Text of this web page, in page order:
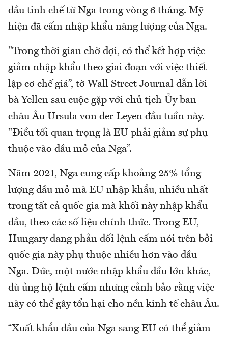
dầu tinh chế từ Nga trong vòng 6 tháng. Mỹ
hiện đã cấm nhập khẩu năng lượng của Nga.
"Trong thời gian chờ đợi, có thể kết hợp việc
giảm nhập khẩu theo giai đoạn với việc thiết
lập cơ chế giá”, tờ Wall Street Journal dẫn lời
bà Yellen sau cuộc gặp với chủ tịch Ủy ban
châu Âu Ursula von der Leyen đầu tuần này.
"Điều tối quan trọng là EU phải giảm sự phụ
thuộc vào dầu mỏ của Nga”.
Năm 2021, Nga cung cấp khoảng 25% tổng
lượng dầu mỏ mà EU nhập khẩu, nhiều nhất
trong tất cả quốc gia mà khối này nhập khẩu
dầu, theo các số liệu chính thức. Trong EU,
Hungary đang phản đối lệnh cấm nói trên bởi
quốc gia này phụ thuộc nhiều hơn vào dầu
Nga. Đức, một nước nhập khẩu dầu lớn khác,
dù ủng hộ lệnh cấm nhưng cảnh bảo rằng việc
này có thể gây tổn hại cho nền kinh tế châu Âu.
“Xuất khẩu dầu của Nga sang EU có thể giảm